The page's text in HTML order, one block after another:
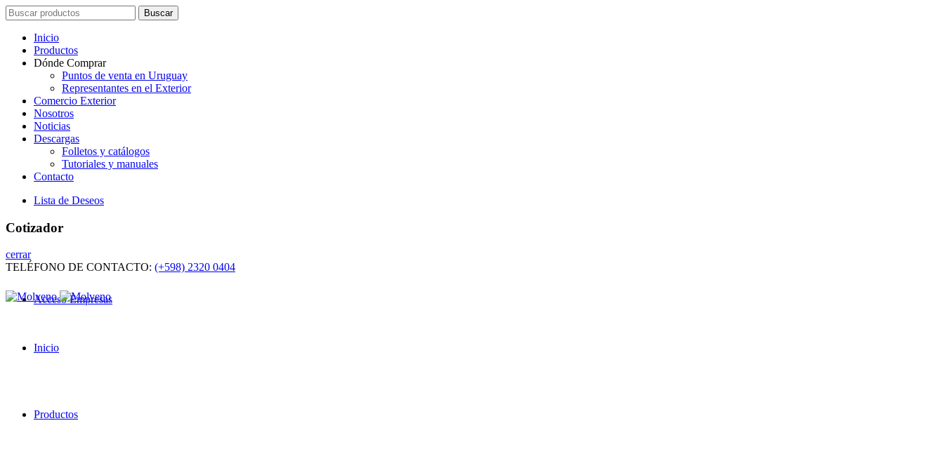
Search
for:
Buscar
Inicio
Productos
Dónde Comprar
Puntos de venta en Uruguay
Representantes en el Exterior
Comercio Exterior
Nosotros
Noticias
Descargas
Folletos y catálogos
Tutoriales y manuales
Contacto
Lista de Deseos
Cotizador
cerrar
TELÉFONO DE CONTACTO: (+598) 2320 0404
Acceso Empresas
Inicio
Productos